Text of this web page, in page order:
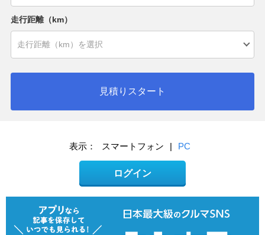
走行距離（km）
見積りスタート
表示： スマートフォン | PC
ログイン